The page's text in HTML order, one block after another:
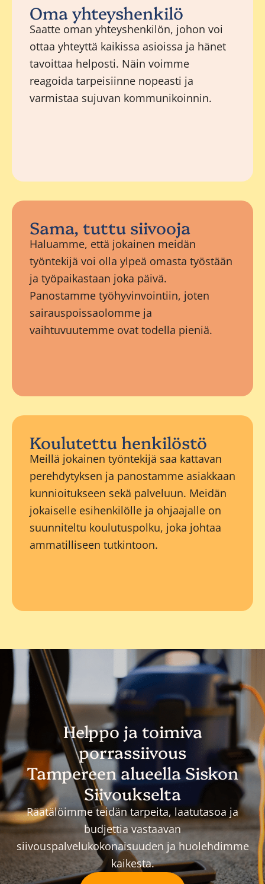
Oma yhteyshenkilö
Saatte oman yhteyshenkilön, johon voi
ottaa yhteyttä kaikissa asioissa ja hänet
tavoittaa helposti. Näin voimme
reagoida tarpeisiinne nopeasti ja
varmistaa sujuvan kommunikoinnin.
Sama, tuttu siivooja
Haluamme, että jokainen meidän
työntekijä voi olla ylpeä omasta työstään
ja työpaikastaan joka päivä.
Panostamme työhyvinvointiin, joten
sairauspoissaolomme ja
vaihtuvuutemme ovat todella pieniä.
Koulutettu henkilöstö
Meillä jokainen työntekijä saa kattavan
perehdytyksen ja panostamme asiakkaan
kunnioitukseen sekä palveluun. Meidän
jokaiselle esihenkilölle ja ohjaajalle on
suunniteltu koulutuspolku, joka johtaa
ammatilliseen tutkintoon.
Helppo ja toimiva
porrassiivous
Tampereen alueella Siskon
Siivoukselta
Räätälöimme teidän tarpeita, laatutasoa ja
budjettia vastaavan
siivouspalvelukokonaisuuden ja huolehdimme
kaikesta.